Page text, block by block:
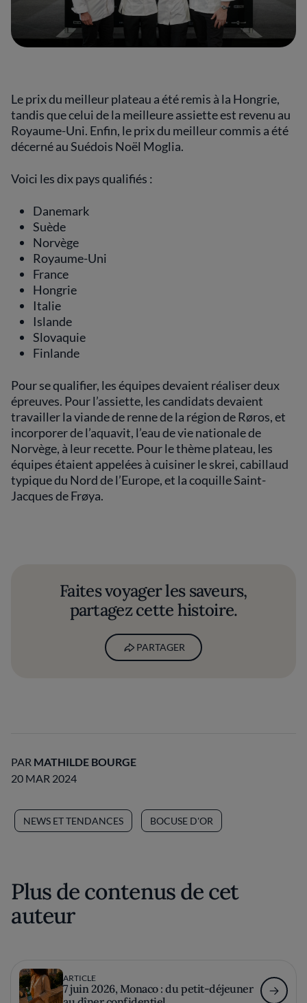
Le prix du meilleur plateau a été remis à la Hongrie,
tandis que celui de la meilleure assiette est revenu au
Royaume-Uni. Enfin, le prix du meilleur commis a été
décerné au Suédois Noël Moglia.
Voici les dix pays qualifiés :
Danemark
Suède
Norvège
Royaume-Uni
France
Hongrie
Italie
Islande
Slovaquie
Finlande
Pour se qualifier, les équipes devaient réaliser deux
épreuves. Pour l’assiette, les candidats devaient
travailler la viande de renne de la région de Røros, et
incorporer de l’aquavit, l’eau de vie nationale de
Norvège, à leur recette. Pour le thème plateau, les
équipes étaient appelées à cuisiner le skrei, cabillaud
typique du Nord de l’Europe, et la coquille Saint-
Jacques de Frøya.
Faites voyager les saveurs,
partagez cette histoire.
PARTAGER
PAR MATHILDE BOURGE
20 MAR 2024
NEWS ET TENDANCES BOCUSE D'OR
Plus de contenus de cet
auteur
ARTICLE
7 juin 2026, Monaco : du petit-déjeuner